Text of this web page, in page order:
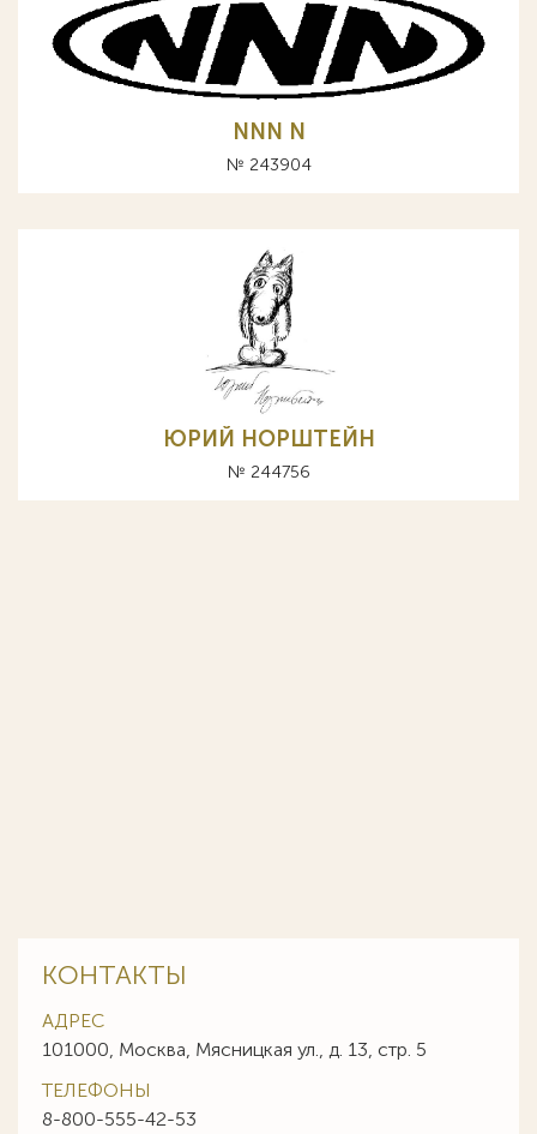
NNN N
№ 243904
ЮРИЙ НОРШТЕЙН
№ 244756
КОНТАКТЫ
АДРЕС
101000, Москва, Мясницкая ул., д. 13, стр. 5
ТЕЛЕФОНЫ
8-800-555-42-53